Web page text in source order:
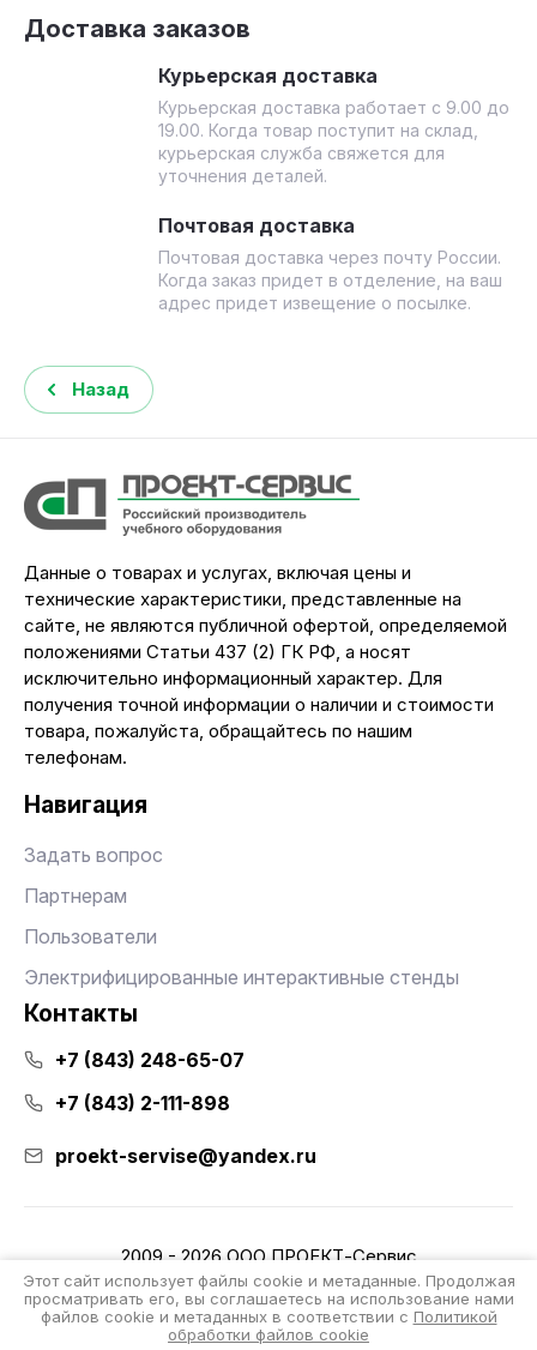
Доставка заказов
Курьерская доставка
Курьерская доставка работает с 9.00 до
19.00. Когда товар поступит на склад,
курьерская служба свяжется для
уточнения деталей.
Почтовая доставка
Почтовая доставка через почту России.
Когда заказ придет в отделение, на ваш
адрес придет извещение о посылке.
Назад
Данные о товарах и услугах, включая цены и
технические характеристики, представленные на
сайте, не являются публичной офертой, определяемой
положениями Статьи 437 (2) ГК РФ, а носят
исключительно информационный характер. Для
получения точной информации о наличии и стоимости
товара, пожалуйста, обращайтесь по нашим
телефонам.
Навигация
Задать вопрос
Партнерам
Пользователи
Электрифицированные интерактивные стенды
Контакты
+7 (843) 248-65-07
+7 (843) 2-111-898
proekt-servise@yandex.ru
2009 - 2026 ООО ПРОЕКТ-Сервис
Политика конфиденциальности
Разработка интернет-магазина
Этот сайт использует файлы cookie и метаданные. Продолжая
просматривать его, вы соглашаетесь на использование нами
файлов cookie и метаданных в соответствии с Политикой
обработки файлов cookie